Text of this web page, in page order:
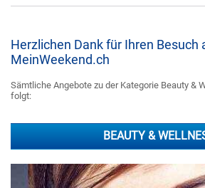
Herzlichen Dank für Ihren Besuch
MeinWeekend.ch
Sämtliche Angebote zu der Kategorie Beauty &
folgt:
BEAUTY &